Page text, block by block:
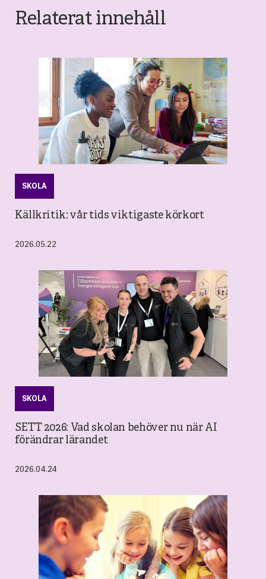
Relaterat innehåll
SKOLA
Källkritik: vår tids viktigaste körkort
2026.05.22
SKOLA
SETT 2026: Vad skolan behöver nu när AI
förändrar lärandet
2026.04.24